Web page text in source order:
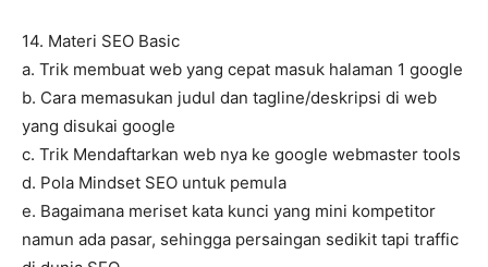
14. Materi SEO Basic
a. Trik membuat web yang cepat masuk halaman 1 google
b. Cara memasukan judul dan tagline/deskripsi di web
yang disukai google
c. Trik Mendaftarkan web nya ke google webmaster tools
d. Pola Mindset SEO untuk pemula
e. Bagaimana meriset kata kunci yang mini kompetitor
namun ada pasar, sehingga persaingan sedikit tapi traffic